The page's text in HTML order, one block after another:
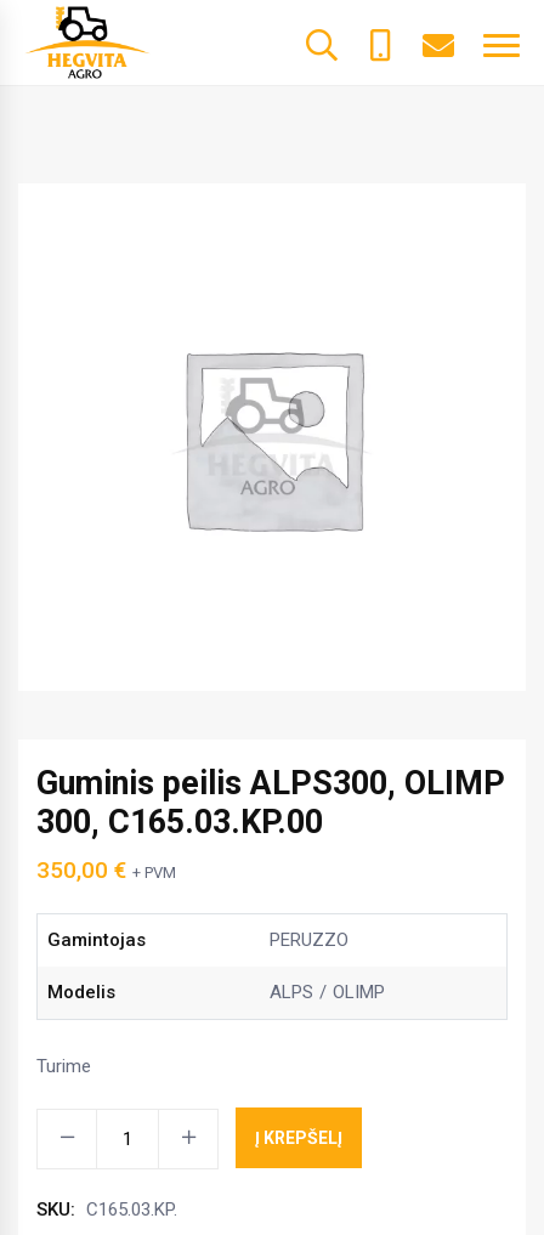
Guminis peilis ALPS300, OLIMP
300, C165.03.KP.00
350,00 € + PVM
Gamintojas PERUZZO
Modelis ALPS OLIMP
Turime
OLIMP
Į KREPŠELĮ
SKU: C165.03.KP.